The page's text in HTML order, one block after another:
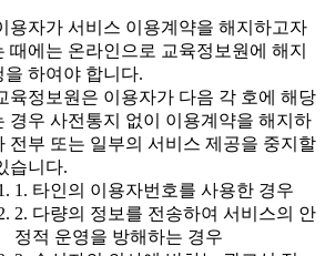
자가 서비스 이용계약을 해지하고자
때에는 온라인으로 교육정보원에 해지
을 하여야 합니다.
정보원은 이용자가 다음 각 호에 해당
경우 사전통지 없이 이용계약을 해지하
전부 또는 일부의 서비스 제공을 중지할
습니다.
1. 타인의 이용자번호를 사용한 경우
2. 다량의 정보를 전송하여 서비스의 안
정적 운영을 방해하는 경우